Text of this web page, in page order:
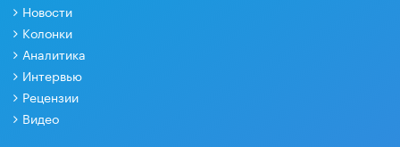
Новости
Колонки
Аналитика
Интервью
Рецензии
Видео